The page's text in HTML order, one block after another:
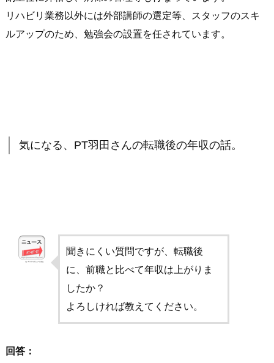
リハビリ業務以外には外部講師の選定等、スタッフのスキ
ルアップのため、勉強会の設置を任されています。
気になる、PT羽田さんの転職後の年収の話。
聞きにくい質問ですが、転職後
に、前職と比べて年収は上がりま
したか？
よろしければ教えてください。
回答：